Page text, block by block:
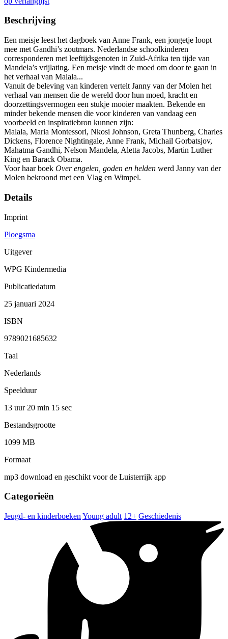
Beschrijving
Een meisje leest het dagboek van Anne Frank, een jongetje loopt
mee met Gandhi’s zoutmars. Nederlandse schoolkinderen
corresponderen met leeftijdsgenoten in Zuid-Afrika ten tijde van
Mandela’s vrijlating. Een meisje vindt de moed om door te gaan in
het verhaal van Malala...
Vanuit de beleving van kinderen vertelt Janny van der Molen het
verhaal van mensen die de wereld door hun moed, kracht en
doorzettingsvermogen een stukje mooier maakten. Bekende en
minder bekende mensen die voor kinderen van vandaag een
voorbeeld en inspiratiebron kunnen zijn:
Malala, Maria Montessori, Nkosi Johnson, Greta Thunberg, Charles
Dickens, Florence Nightingale, Anne Frank, Michail Gorbatsjov,
Mahatma Gandhi, Nelson Mandela, Aletta Jacobs, Martin Luther
King en Barack Obama.
Voor haar boek Over engelen, goden en helden werd Janny van der
Molen bekroond met een Vlag en Wimpel.
Details
Imprint
Ploegsma
Uitgever
WPG Kindermedia
Publicatiedatum
25 januari 2024
ISBN
9789021685632
Taal
Nederlands
Speelduur
13 uur 20 min 15 sec
Bestandsgrootte
1099 MB
Formaat
mp3 download en geschikt voor de Luisterrijk app
Categorieën
Jeugd- en kinderboeken Young adult 12+ Geschiedenis